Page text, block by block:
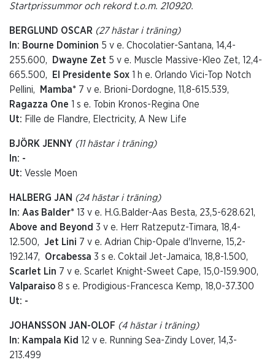
Startprissummor och rekord t.o.m. 210920.
BERGLUND OSCAR (27 hästar i träning)
In: Bourne Dominion 5 v e. Chocolatier-Santana, 14,4-
255.600,
Dwayne Zet 5 v e. Muscle Massive-Kleo Zet, 12,4-
665.500,
El Presidente Sox 1 h e. Orlando Vici-Top Notch
Pellini,
Mamba* 7 v e. Brioni-Dordogne, 11,8-615.539,
Ragazza One 1 s e. Tobin Kronos-Regina One
Ut: Fille de Flandre, Electricity, A New Life
BJÖRK JENNY (11 hästar i träning)
In: -
Ut: Vessle Moen
HALBERG JAN (24 hästar i träning)
In: Aas Balder* 13 v e. H.G.Balder-Aas Besta, 23,5-628.621,
Above and Beyond 3 v e. Herr Ratzeputz-Timara, 18,4-
12.500, Jet Lini 7 v e. Adrian Chip-Opale d'Inverne, 15,2-
192.147, Orcabessa 3 s e. Coktail Jet-Jamaica, 18,8-1.500,
Scarlet Lin 7 v e. Scarlet Knight-Sweet Cape, 15,0-159.900,
Valparaiso 8 s e. Prodigious-Francesca Kemp, 18,0-37.300
Ut: -
JOHANSSON JAN-OLOF (4 hästar i träning)
In: Kampala Kid 12 v e. Running Sea-Zindy Lover, 14,3-
213.499